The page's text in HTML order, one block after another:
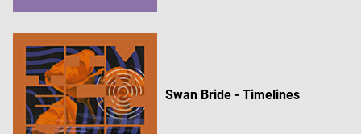
Swan Bride - Timelines